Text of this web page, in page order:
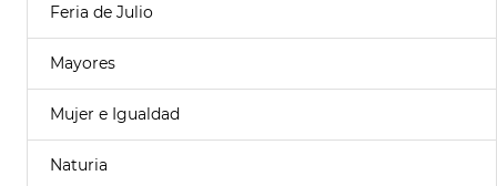
Feria de Julio
Mayores
Mujer e Igualdad
Naturia